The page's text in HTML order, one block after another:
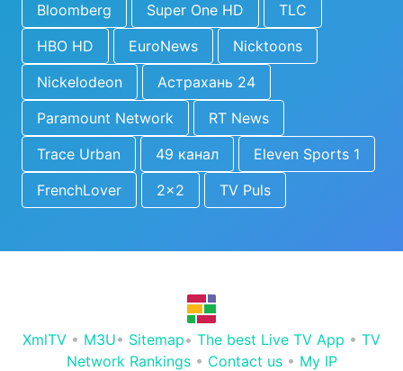
Bloomberg
Super One HD
TLC
HBO HD
EuroNews
Nicktoons
Nickelodeon
Астрахань 24
Paramount Network
RT News
Trace Urban
49 канал
Eleven Sports 1
FrenchLover
2x2 TV Puls
XmlTV • M3U• Sitemap• The best Live TV App • TV
Network Rankings• Contact us• My IP